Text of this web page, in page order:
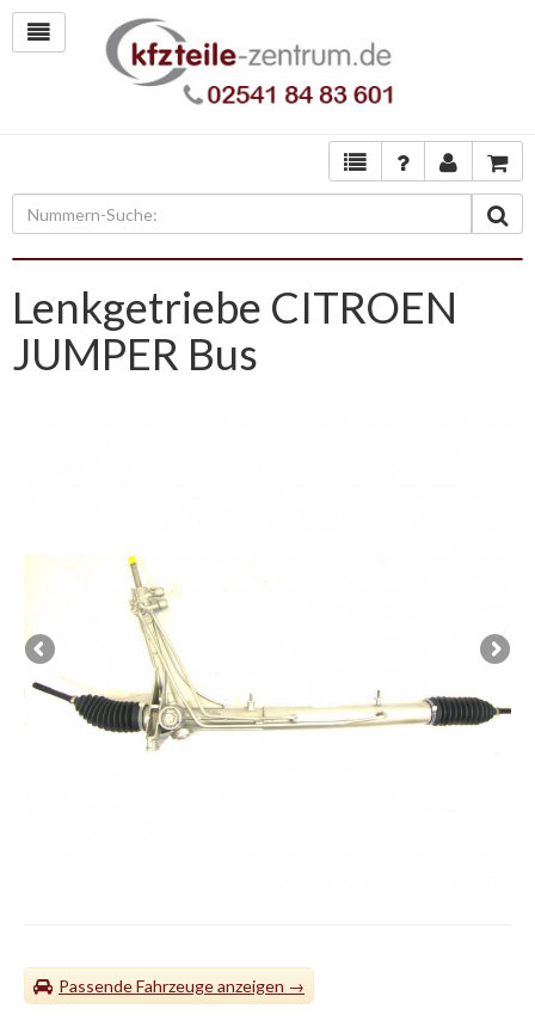
Lenkgetriebe CITROEN
JUMPER Bus
Passende Fahrzeuge